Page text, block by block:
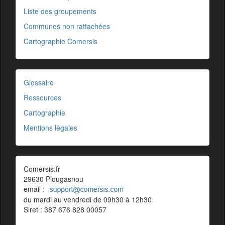
Liste des groupements
Communes non rattachées
Cartographie Comersis
Glossaire
Ressources
Cartographie
Mentions légales
Comersis.fr
29630 Plougasnou
email :
du mardi au vendredi de 09h30 à 12h30
Siret : 387 676 828 00057